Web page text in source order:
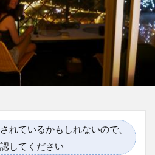
れているかもしれないので、
してください